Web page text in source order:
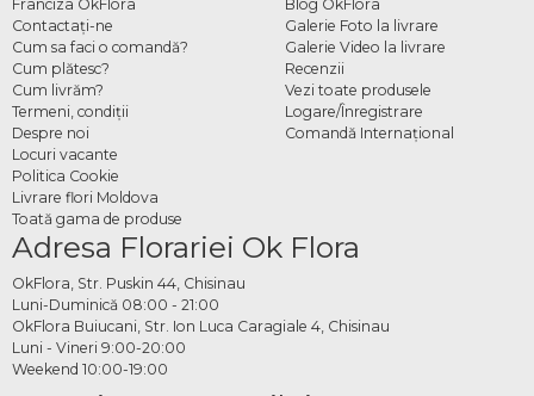
Franciza OkFlora
Contactaţi-ne
Cum sa faci o comandă?
Cum plătesc?
Cum livrăm?
Termeni, condiţii
Despre noi
Locuri vacante
Politica Cookie
Livrare flori Moldova
Toată gama de produse
Blog OkFlora
Galerie Foto la livrare
Galerie Video la livrare
Recenzii
Vezi toate produsele
Logare/Înregistrare
Comandă Internațional
Adresa Florariei Ok Flora
OkFlora, Str. Puskin 44, Chisinau
Luni-Duminică 08:00 - 21:00
OkFlora Buiucani, Str. Ion Luca Caragiale 4, Chisinau
Luni - Vineri 9:00-20:00
Weekend 10:00-19:00